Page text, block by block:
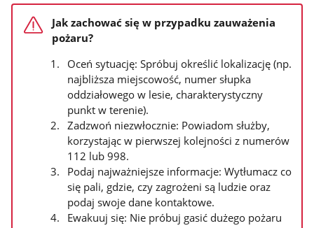
Jak zachować się w przypadku zauważenia
pożaru?
Oceń sytuację: Spróbuj określić lokalizację (np.
najbliższa miejscowość, numer słupka
oddziałowego w lesie, charakterystyczny
punkt w terenie).
Zadzwoń niezwłocznie: Powiadom służby,
korzystając w pierwszej kolejności z numerów
112 lub 998.
Podaj najważniejsze informacje: Wytłumacz co
się pali, gdzie, czy zagrożeni są ludzie oraz
podaj swoje dane kontaktowe.
Ewakuuj się: Nie próbuj gasić dużego pożaru